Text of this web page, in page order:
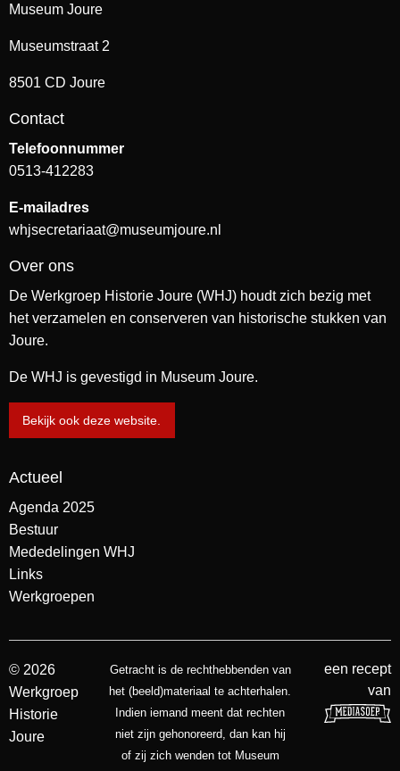
Museum Joure
Museumstraat 2
8501 CD Joure
Contact
Telefoonnummer
0513-412283
E-mailadres
whjsecretariaat@museumjoure.nl
Over ons
De Werkgroep Historie Joure (WHJ) houdt zich bezig met
het verzamelen en conserveren van historische stukken van
Joure.
De WHJ is gevestigd in Museum Joure.
Bekijk ook deze website.
Actueel
Agenda 2025
Bestuur
Mededelingen WHJ
Links
Werkgroepen
© 2026
Werkgroep
Historie
Joure
Getracht is de rechthebbenden van
het (beeld)materiaal te achterhalen.
Indien iemand meent dat rechten
niet zijn gehonoreerd, dan kan hij
of zij zich wenden tot Museum
een recept
van